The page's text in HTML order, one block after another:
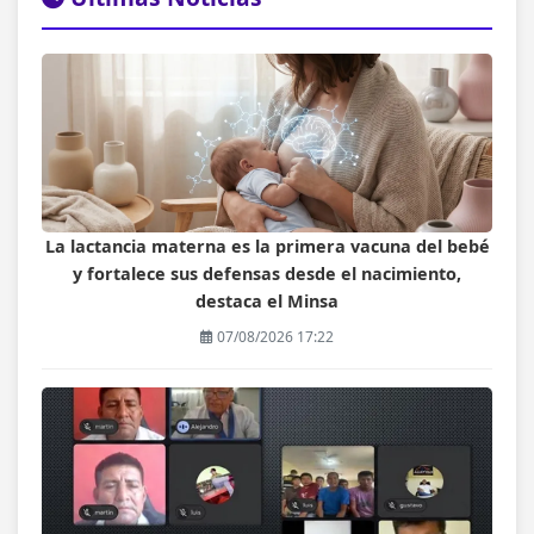
La lactancia materna es la primera vacuna del bebé
y fortalece sus defensas desde el nacimiento,
destaca el Minsa
07/08/2026 17:22